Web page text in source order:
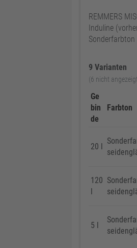
REMMERS
Induline
Sonderfarbton
9 Varianten
(6 nicht
Ge
bin
de
Farbton
20 l
120
l
5 l